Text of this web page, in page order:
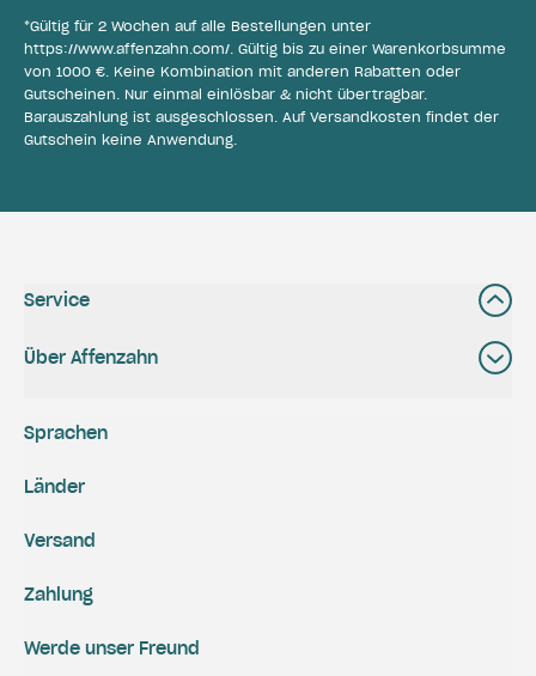
*Gültig für 2 Wochen auf alle Bestellungen unter
https://www.affenzahn.com/. Gültig bis zu einer Warenkorbsumme
von 1000 €. Keine Kombination mit anderen Rabatten oder
Gutscheinen. Nur einmal einlösbar & nicht übertragbar.
Barauszahlung ist ausgeschlossen. Auf Versandkosten findet der
Gutschein keine Anwendung.
Service
Über Affenzahn
Versand
Zahlung
Werde unser Freund
Sprachen
Länder